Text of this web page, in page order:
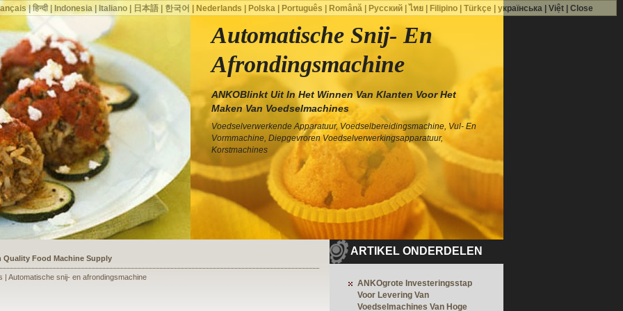
Automatische Snij- En
Afrondingsmachine
ANKOBlinkt Uit In Het Winnen Van Klanten Voor Het
Maken Van Voedselmachines
Voedselverwerkende Apparatuur, Voedselbereidingsmachine, Vul- En
Vormmachine, Diepgevroren Voedselverwerkingsapparatuur,
Korstmachines
a Shoe Seller to Start a Food Business
| Automatische snij- en afrondingsmachine
ARTIKEL ONDERDELEN
ANKOgrote Investeringsstap
Voor Levering Van
Voedselmachines Van Hoge
|हिन्दी| Indonesia| Italiano| 日本語| 한국어 Nederlands Polska| Português Română| Русский| ไทย| Filipino| Türkçe українська| Việt| Close